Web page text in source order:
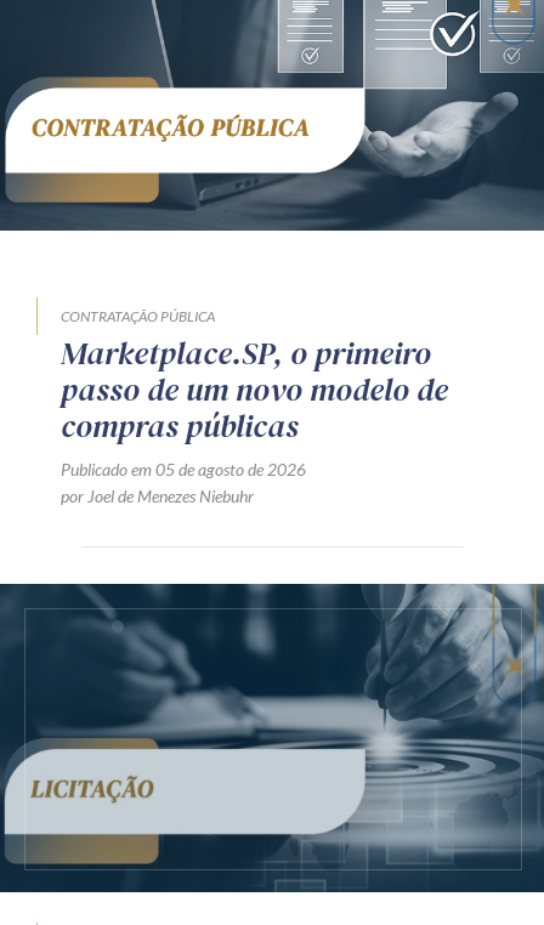
CONTRATAÇÃO PÚBLICA
Marketplace.SP, o primeiro
passo de um novo modelo de
compras públicas
Publicado em 05 de agosto de 2026
por Joel de Menezes Niebuhr